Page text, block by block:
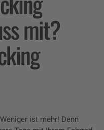
mit?
ist mehr! Denn